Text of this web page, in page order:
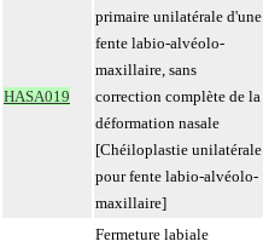
HASA019
primaire unilatérale d'une
fente labio-alvéolo-
maxillaire, sans
correction complète de la
déformation nasale
[Chéiloplastie unilatérale
pour fente labio-alvéolo-
maxillaire]
Fermeture labiale